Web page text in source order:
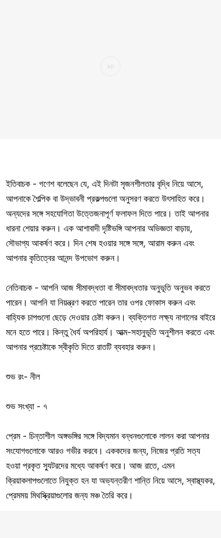
ইতিবাচক - গণেশ বলেছেন যে, এই দিনটা সৃজনশীলতার বৃদ্ধি নিয়ে আসে,
আপনাকে শৈল্পিক বা উদ্ভাবনী প্রকল্পগুলো অনুসরণ করতে উৎসাহিত করে।
অন্যদের সঙ্গে সহযোগিতা উত্তেজনাপূর্ণ ফলাফল দিতে পারে। তাই আপনার
ধারনা শেয়ার করুন। এক আশাবাদী দৃষ্টিভঙ্গি আপনার অভিজ্ঞতা বাড়ায়,
সৌভাগ্য আকর্ষণ করে। দিন শেষ হওয়ার সঙ্গে সঙ্গে, আরাম করুন এবং
আপনার কৃতিত্বের আনন্দ উপভোগ করুন।
নেতিবাচক - আপনি আজ সীমাবদ্ধতা বা সীমাবদ্ধতার অনুভূতি অনুভব করতে
পারেন। আপনি যা নিয়ন্ত্রণ করতে পারেন তার ওপর ফোকাস করুন এবং
বাহ্যিক চাপগুলো ছেড়ে দেওয়ার চেষ্টা করুন। ব্যক্তিগত লক্ষ্য নাগালের বাইরে
মনে হতে পারে। কিন্তু ধৈর্য অপরিহার্য। আত্ম-সহানুভূতি অনুশীলন করতে এবং
আপনার প্রচেষ্টাকে স্বীকৃতি দিতে রাতটি ব্যবহার করুন।
শুভ রং- নীল
শুভ সংখ্যা - ৭
প্রেম - চিন্তাশীল অঙ্গভঙ্গির সঙ্গে বিদ্যমান বন্ধনগুলোকে লালন করা আপনার
সংযোগগুলোকে আরও গভীর করবে। এককদের জন্য, নিজের প্রতি সত্য
হওয়া প্রকৃত স্যুটরদের মধ্যে আকর্ষণ করে। আজ রাতে, এমন
ক্রিয়াকলাপগুলোতে নিযুক্ত হন যা অভ্যন্তরীণ শান্তি নিয়ে আসে, স্বাস্থ্যকর,
প্রেমময় মিথস্ক্রিয়াগুলোর জন্য মঞ্চ তৈরি করে।